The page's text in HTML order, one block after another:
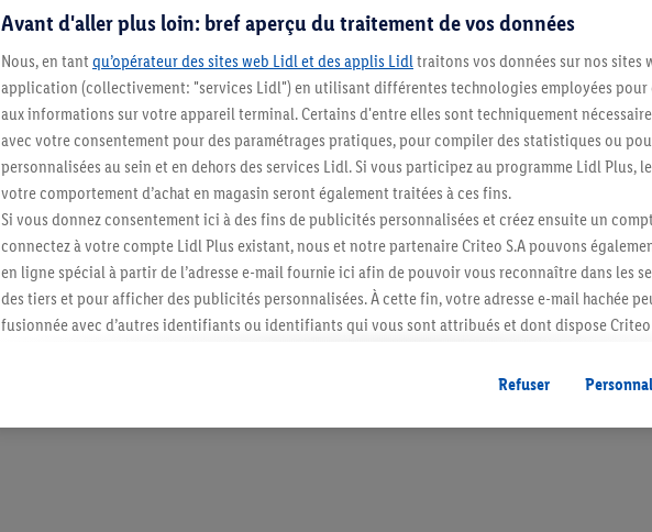
Restez au
Abonnez-vous à la newsletter
S'abonner
Avant d'aller plus loin: bref aperçu du traitement de vos données
Nous, en tant qu’opérateur des sites web Lidl et des applis Lidl traitons vos données sur nos sites
application (collectivement: "services Lidl") en utilisant différentes technologies employées pour
aux informations sur votre appareil terminal. Certains d'entre elles sont techniquement
avec votre consentement pour des paramétrages pratiques, pour compiler des statistiques ou
personnalisées au sein et en dehors des services Lidl. Si vous participez au programme Lidl Plus,
votre comportement d’achat en magasin seront également traitées à ces fins.
Si vous donnez consentement ici à des fins de publicités personnalisées et créez ensuite un
connectez à votre compte Lidl Plus existant, nous et notre partenaire Criteo S.A pouvons
en ligne spécial à partir de l’adresse e-mail fournie ici afin de pouvoir vous reconnaître dans les
des tiers et pour afficher des publicités personnalisées. À cette fin, votre adresse e-mail hachée
fusionnée avec d’autres identifiants ou identifiants qui vous sont attribués et dont dispose Criteo
vous avez montré de l’intérêt (par exemple en plaçant le produit dans un panier d’un webshop
l’achat) peuvent également être affichées sur plusieurs apppareils et plusieurs services de Lidl si
plusieurs services de Lidl peuvent vous être attribués en utilisant votre adresse e-mail hachée et,
Refuser